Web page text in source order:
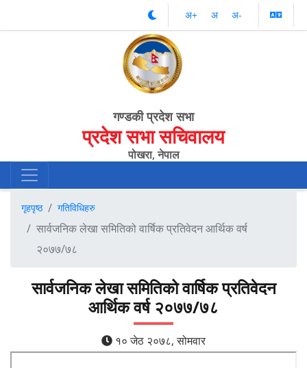
अ‌‌+ अ‌ अ‌-
गण्डकी प्रदेश सभा
प्रदेश सभा सचिवालय
पोखरा, नेपाल
गृहपृष्ठ गतिविधिहरु
सार्वजनिक लेखा समितिको वार्षिक प्रतिवेदन आर्थिक वर्ष
२०७७/७८
सार्वजनिक लेखा समितिको वार्षिक प्रतिवेदन
आर्थिक वर्ष २०७७/७८
१० जेठ २०७८, सोमवार